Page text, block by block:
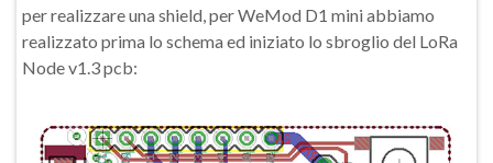
per realizzare una shield, per WeMod D1 mini abbiamo
realizzato prima lo schema ed iniziato lo sbroglio del LoRa
Node v1.3 pcb: